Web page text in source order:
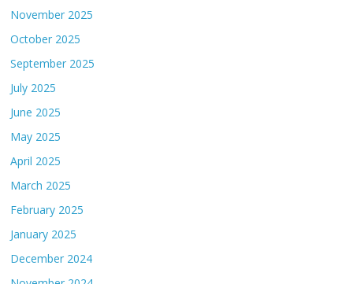
November 2025
October 2025
September 2025
July 2025
June 2025
May 2025
April 2025
March 2025
February 2025
January 2025
December 2024